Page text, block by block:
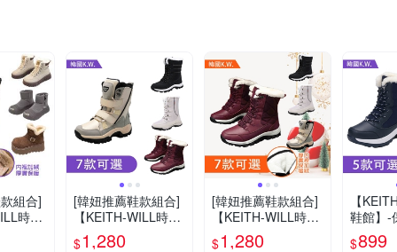
組合]
時尚
[韓妞推薦鞋款組合]
【KEITH-WILL時尚
鞋館】韓國設計太空
$1,280
[韓妞推薦鞋款組合]
【KEITH-WILL時尚
鞋館】經典聖誕紅色
$1,280
【
鞋館】-
加絨厚
$899